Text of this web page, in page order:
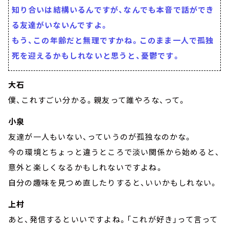
知り合いは結構いるんですが、なんでも本音で話ができ
る友達がいないんですよ。
もう、この年齢だと無理ですかね。このまま一人で孤独
死を迎えるかもしれないと思うと、憂鬱です。
大石
僕、これすごい分かる。親友って誰やろな、って。
小泉
友達が一人もいない、っていうのが孤独なのかな。
今の環境とちょっと違うところで淡い関係から始めると、
意外と楽しくなるかもしれないですよね。
自分の趣味を見つめ直したりすると、いいかもしれない。
上村
あと、発信するといいですよね。「これが好き」って言って